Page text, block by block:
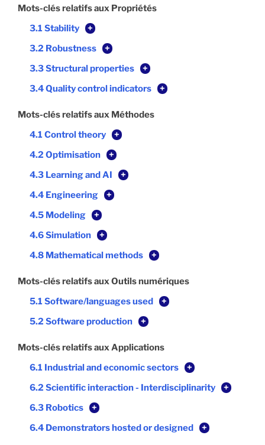
Mots-clés relatifs aux Propriétés
3.1 Stability
+
3.2 Robustness
+
3.3 Structural properties
+
3.4 Quality control indicators
+
Mots-clés relatifs aux Méthodes
4.1 Control theory
+
4.2 Optimisation
+
4.3 Learning and AI
+
4.4 Engineering
+
4.5 Modeling
+
4.6 Simulation
+
4.8 Mathematical methods
+
Mots-clés relatifs aux Outils numériques
5.1 Software/languages used
+
5.2 Software production
+
Mots-clés relatifs aux Applications
6.1 Industrial and economic sectors
+
6.2 Scientific interaction - Interdisciplinarity
+
6.3 Robotics
+
6.4 Demonstrators hosted or designed
+